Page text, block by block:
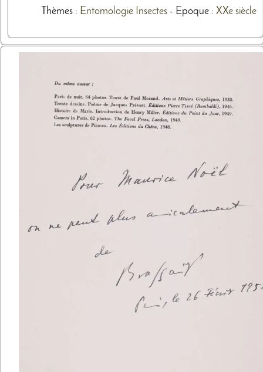
Thèmes: Entomologie Insectes- Epoque : XXe siècle